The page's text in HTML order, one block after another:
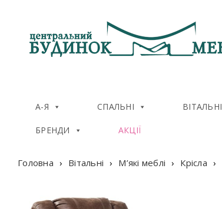
А-Я СПАЛЬНІ ВІТАЛЬНІ
БРЕНДИ АКЦІЇ
Головна › Вітальні › М’які меблі › Крісла ›